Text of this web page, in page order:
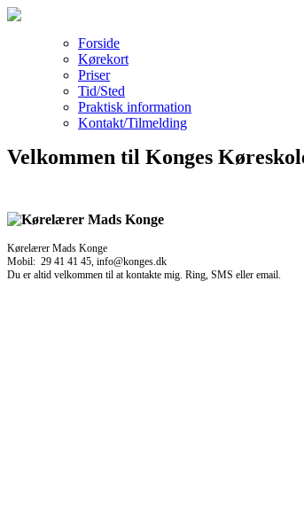
Forside
Kørekort
Priser
Tid/Sted
Praktisk information
Kontakt/Tilmelding
Velkommen til Konges
Kørelærer Mads Konge
Mobil: 29 41 41 45, info@konges.dk
Du er altid velkommen til at kontakte mig. Ring, SMS eller email.